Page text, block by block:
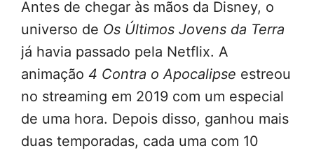
Antes de chegar às mãos da Disney, o
universo de Os Últimos Jovens da Terra
já havia passado pela Netflix. A
animação 4 Contra o Apocalipse estreou
no streaming em 2019 com um especial
de uma hora. Depois disso, ganhou mais
duas temporadas, cada uma com 10